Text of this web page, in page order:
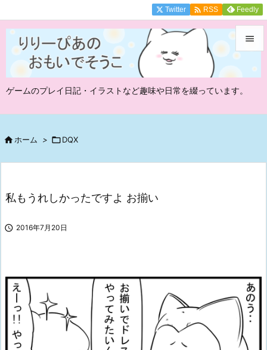
ゲームのプレイ日記・イラストなど趣味や日常を綴っています。

メニュ
Twitter  RSS Feedly
ホーム > DQX
私もうれしかったですよ お揃い
 2016年7月20日